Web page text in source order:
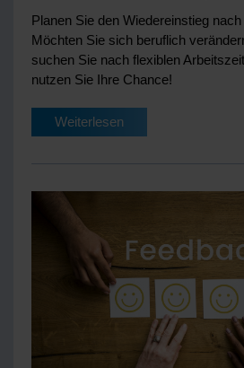
Planen Sie den Wiedereinstieg
Möchten Sie sich beruflich
suchen Sie nach flexiblen
nutzen Sie Ihre Chance!
Weiterlesen